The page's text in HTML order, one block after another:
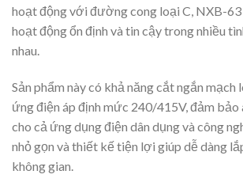
hoạt động với đường cong loại C, NXB-
hoạt động ổn định và tin cậy trong nhiều
nhau.
Sản phẩm này có khả năng cắt ngắn mạch
ứng điện áp định mức 240/415V, đảm bảo
cho cả ứng dụng điện dân dụng và công
nhỏ gọn và thiết kế tiện lợi giúp dễ dàng
không gian.